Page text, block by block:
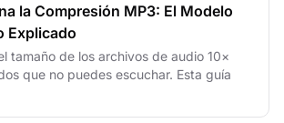
la Compresión MP3: El Modelo
Explicado
tamaño de los archivos de audio 10×
que no puedes escuchar. Esta guía